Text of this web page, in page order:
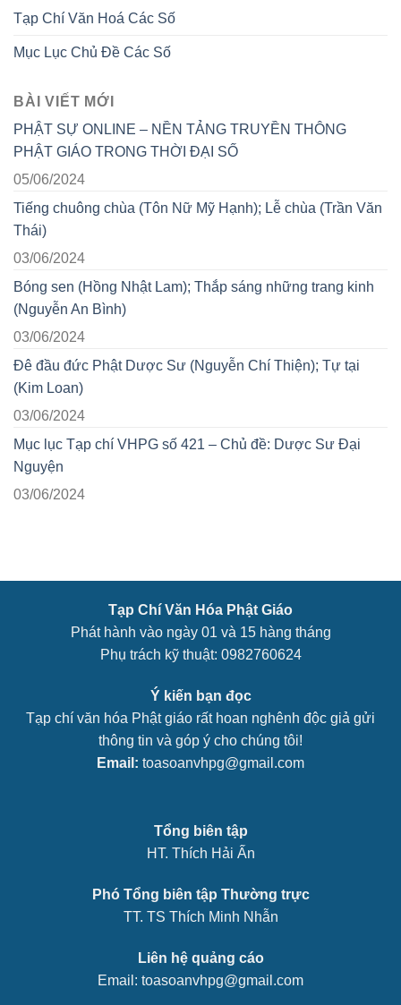
Tạp Chí Văn Hoá Các Số
Mục Lục Chủ Đề Các Số
BÀI VIẾT MỚI
PHẬT SỰ ONLINE – NỀN TẢNG TRUYỀN THÔNG
PHẬT GIÁO TRONG THỜI ĐẠI SỐ
05/06/2024
Tiếng chuông chùa (Tôn Nữ Mỹ Hạnh); Lễ chùa (Trần Văn
Thái)
03/06/2024
Bóng sen (Hồng Nhật Lam); Thắp sáng những trang kinh
(Nguyễn An Bình)
03/06/2024
Đê đầu đức Phật Dược Sư (Nguyễn Chí Thiện); Tự tại
(Kim Loan)
03/06/2024
Mục lục Tạp chí VHPG số 421 – Chủ đề: Dược Sư Đại
Nguyện
03/06/2024
Tạp Chí Văn Hóa Phật Giáo
Phát hành vào ngày 01 và 15 hàng tháng
Phụ trách kỹ thuật: 0982760624
Ý kiến bạn đọc
Tạp chí văn hóa Phật giáo rất hoan nghênh độc giả gửi
thông tin và góp ý cho chúng tôi!
Email: toasoanvhpg@gmail.com
Tổng biên tập
HT. Thích Hải Ấn
Phó Tổng biên tập Thường trực
TT. TS Thích Minh Nhẫn
Liên hệ quảng cáo
Email: toasoanvhpg@gmail.com